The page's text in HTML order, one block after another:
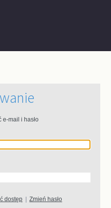
e-mail i hasło
dostęp |Zmień hasło